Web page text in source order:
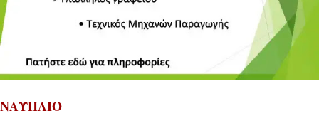
ΝΑΥΠΛΙΟ